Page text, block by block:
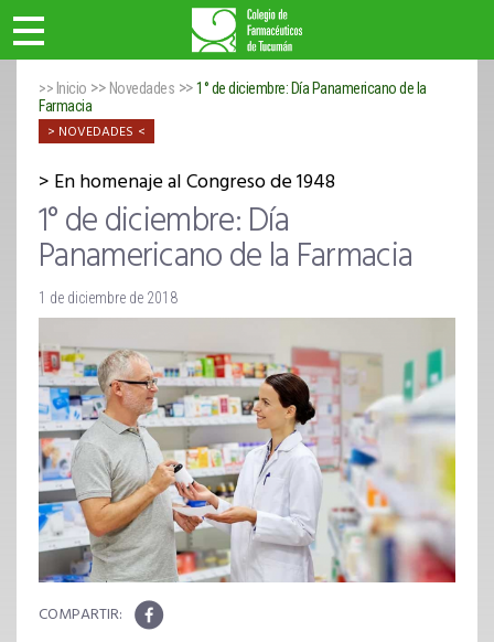
>> Inicio >> Novedades >>1° de diciembre: Día Panamericano de la
Farmacia
NOVEDADES
En homenaje al Congreso de 1948
1° de diciembre: Día
Panamericano de la Farmacia
1 de diciembre de 2018